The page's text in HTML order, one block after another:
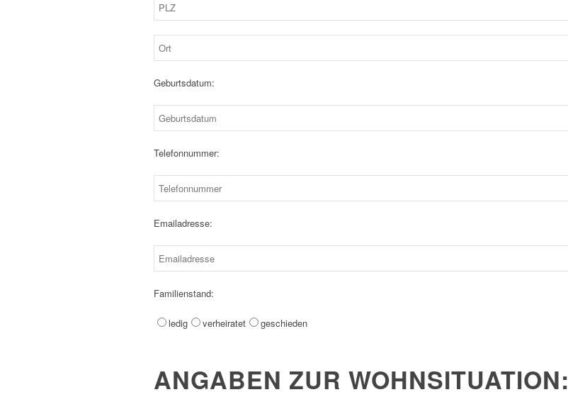
Geburtsdatum:
Telefonnummer:
Emailadresse:
Familienstand:
ledig verheiratet geschieden
ANGABEN ZUR WOHNSITUATION: